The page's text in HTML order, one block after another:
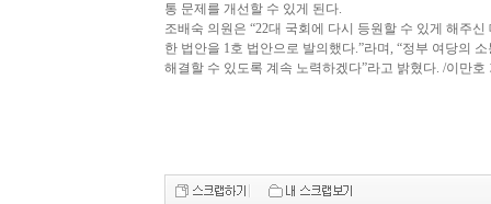
통 문제를 개선할 수 있게 된다.
조배숙 의원은 “22대 국회에 다시 등원할 수 있게 해주
한 법안을 1호 법안으로 발의했다.”라며, “정부 여당의
해결할 수 있도록 계속 노력하겠다”라고 밝혔다. /이만호